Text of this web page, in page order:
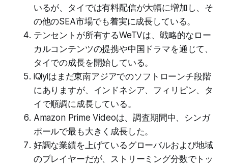
いるが、タイでは有料配信が大幅に増加し、そ
の他のSEA市場でも着実に成長している。
テンセントが所有するWeTVは、戦略的なロー
カルコンテンツの提携や中国ドラマを通じて、
タイでの成長を開始している。
iQiyiはまだ東南アジアでのソフトローンチ段階
にありますが、インドネシア、フィリピン、タ
イで順調に成長している。
Amazon Prime Videoは、調査期間中、シンガ
ポールで最も大きく成長した。
好調な業績を上げているグローバルおよび地域
のプレイヤーだが、ストリーミング分数でトッ